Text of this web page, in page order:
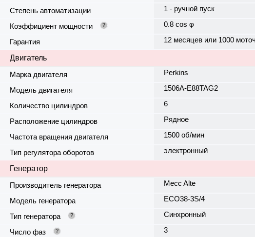
Степень автоматизации 1 - ручной пуск
Коэффициент мощности ? 0.8 cos φ
Гарантия 12 месяцев или 1000
Двигатель
Марка двигателя
Perkins
Модель двигателя 1506A-E88TAG2
Количество цилиндров 6
Расположение цилиндров Рядное
Частота вращения двигателя 1500 об/мин
Тип регулятора оборотов электронный
Генератор
Производитель генератора
Mecc Alte
Модель генератора ECO38-3S/4
Тип генератора ? Синхронный
Число фаз ? 3